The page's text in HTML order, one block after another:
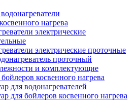
нагрева
электрические
электрические проточные
проточный
и комплектующие
косвенного нагрева
для водонагревателей
для бойлеров косвенного нагрева